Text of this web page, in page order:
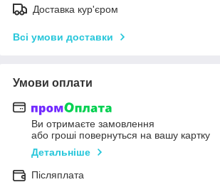
Доставка кур'єром
Всі умови доставки
Умови оплати
Ви отримаєте замовлення
або гроші повернуться на вашу картку
Детальніше
Післяплата